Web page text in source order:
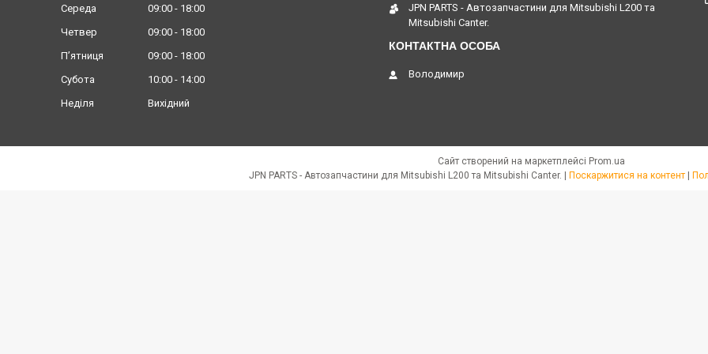
Середа
09:00
18:00
Четвер
09:00
18:00
Пʼятниця
09:00
18:00
Субота
10:00
14:00
Неділя
Вихідний
JPN PARTS - Автозапчастини для Mitsubishi L200 та
Mitsubishi Canter.
Володимир
Сайт створений на маркетплейсі Prom.ua
JPN PARTS - Автозапчастини для Mitsubishi L200 та Mitsubishi Canter. | Поскаржитися на контент |